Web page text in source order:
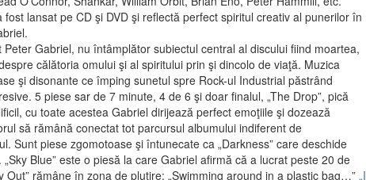
lansat pe CD şi DVD şi reflectă perfect spiritul creativ al punerilor în
Gabriel, nu întâmplător subiectul central al discului fiind moartea,
călătoria omului şi al spiritului prin şi dincolo de viaţă. Muzica
şi disonante ce împing sunetul spre Rock-ul Industrial păstrând
5 piese sar de 7 minute, 4 de 6 şi doar finalul, „The Drop”, pică
cu toate acestea Gabriel dirijează perfect emoţiile şi dozează
să rămână conectat tot parcursul albumului indiferent de
Sunt piese zgomotoase şi întunecate ca „Darkness” care deschide
. „Sky Blue” este o piesă la care Gabriel afirmă că a lucrat peste 20 de
Out” rămâne în zona de plutire: „Swimming around in a plastic bag…” „I